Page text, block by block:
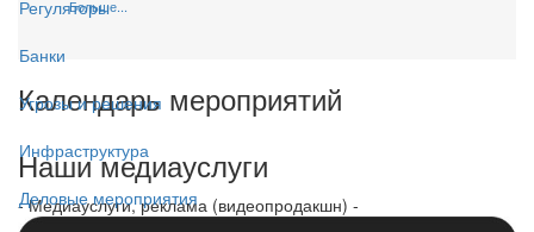
Регуляторы
Банки
Угрозы и решения
Инфраструктура
Деловые мероприятия
Больше...
Календарь мероприятий
Наши медиауслуги
- Медиауслуги, реклама (видеопродакшн) -